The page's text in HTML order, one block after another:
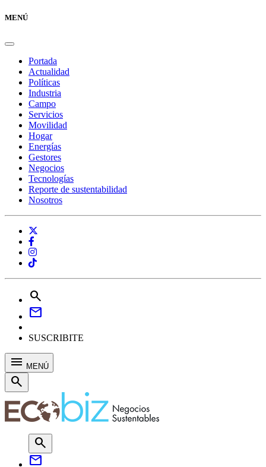
MENÚ
Portada
Actualidad
Políticas
Industria
Campo
Servicios
Movilidad
Hogar
Energías
Gestores
Negocios
Tecnologías
Reporte de sustentabilidad
Nosotros
search
mail
SUSCRIBITE
menu MENÚ
search
search
mail